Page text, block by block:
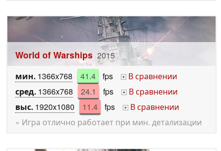
World of Warships 2015
мин. 1366x768 41.4 fps +
В сравнении
сред. 1366x768 24.1 fps +
В сравнении
выс. 1920x1080 11.4 fps +
В сравнении
» Игра отлично работает при мин. детализации